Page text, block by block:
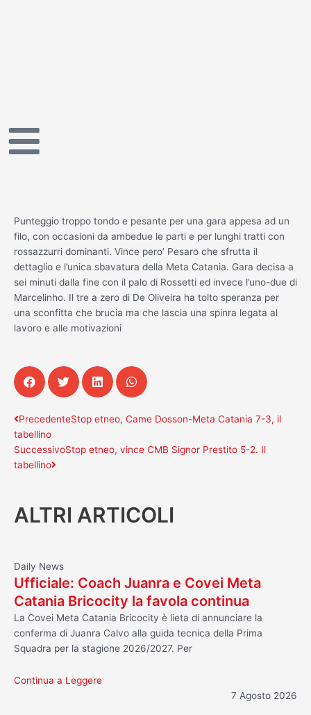
Punteggio troppo tondo e pesante per una gara appesa ad un
filo, con occasioni da ambedue le parti e per lunghi tratti con
rossazzurri dominanti. Vince pero’ Pesaro che sfrutta il
dettaglio e l’unica sbavatura della Meta Catania. Gara decisa a
sei minuti dalla fine con il palo di Rossetti ed invece l’uno-due di
Marcelinho. Il tre a zero di De Oliveira ha tolto speranza per
una sconfitta che brucia ma che lascia una spinra legata al
lavoro e alle motivazioni
Precedente
PrecedenteStop etneo, Came Dosson-Meta Catania 7-3, il
tabellino
SuccessivoStop etneo, vince CMB Signor Prestito 5-2. Il
tabellino
Successivo
ALTRI ARTICOLI
Daily News
Ufficiale: Coach Juanra e Covei Meta
Catania Bricocity la favola continua
La Covei Meta Catania Bricocity è lieta di annunciare la
conferma di Juanra Calvo alla guida tecnica della Prima
Squadra per la stagione 2026/2027. Per
Continua a Leggere
7 Agosto 2026